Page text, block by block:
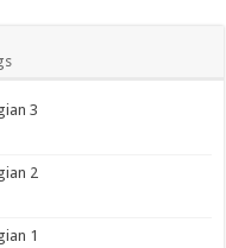
3
2
1